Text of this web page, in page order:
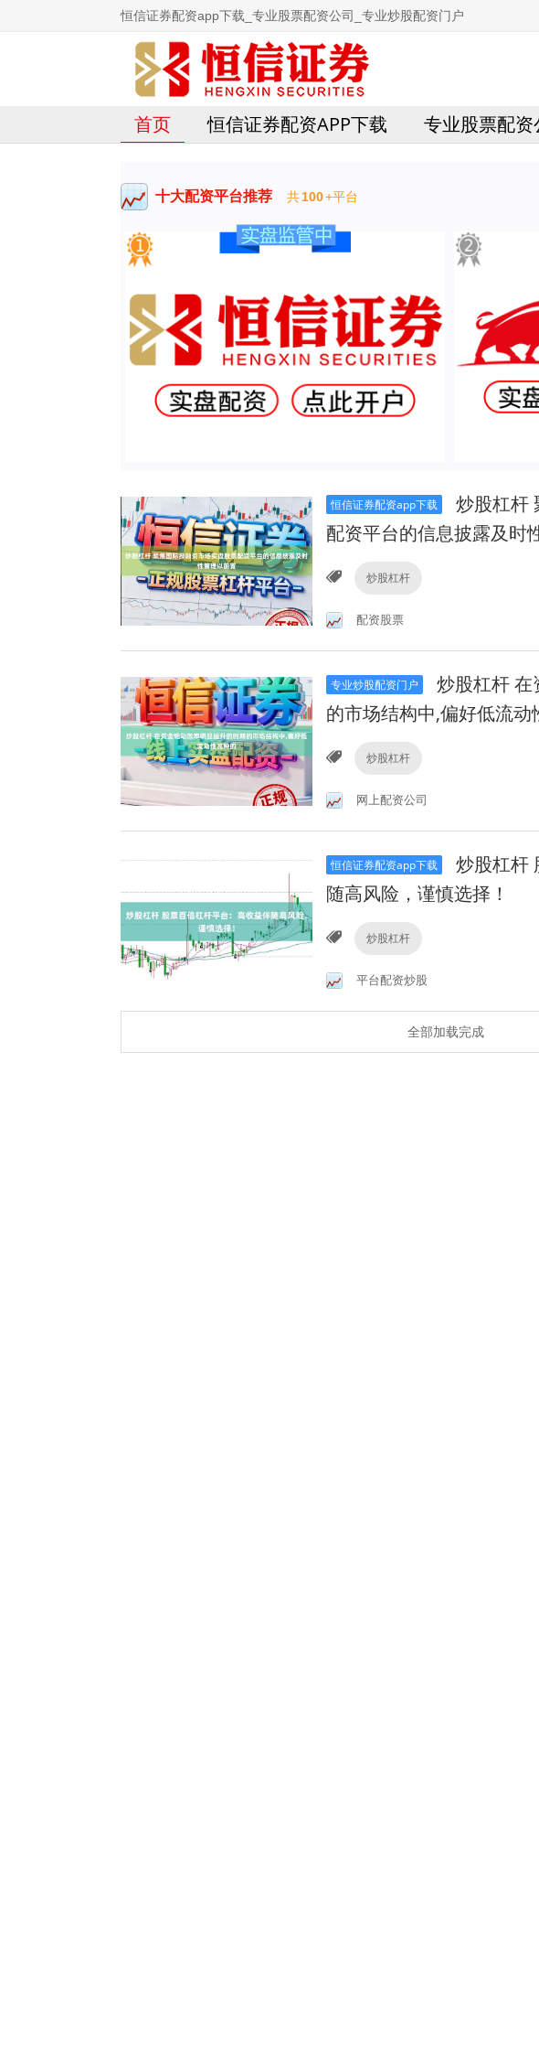
恒信证券配资app下载_专业股票配资公司_专业炒股配资门户
首页 恒信证券配资APP下载 专业股票配资
十大配资平台推荐 共100+平台
恒信证券配资app下载
炒股杠杆
配资平台的信息披露及时
炒股杠杆
配资股票
专业炒股配资门户
炒股杠杆
的市场结构中,偏好低流动
炒股杠杆
网上配资公司
恒信证券配资app下载
炒股杠杆
随高风险，谨慎选择！
炒股杠杆
平台配资炒股
全部加载完成